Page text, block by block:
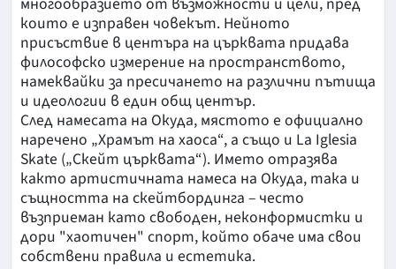
които е изправен човекът. Нейното
присъствие в центъра на църквата придава
философско измерение на пространството,
намеквайки за пресичането на различни пътища
и идеологии в един общ център.
След намесата на Окуда, мястото е официално
наречено „Храмът на хаоса“, а също и La Iglesia
Skate („Скейт църквата“). Името отразява
както артистичната намеса на Окуда, така и
същността на скейтбординга – често
възприеман като свободен, неконформистки и
дори "хаотичен" спорт, който обаче има свои
собствени правила и естетика.